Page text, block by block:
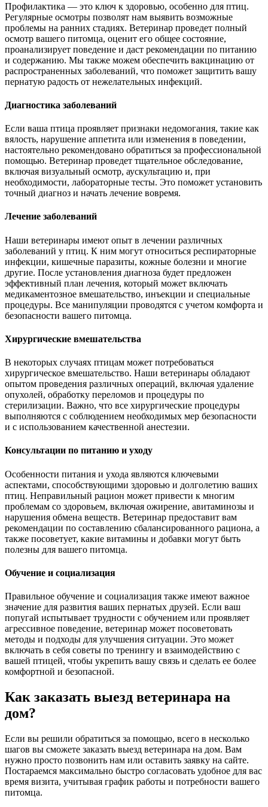
Профилактика — это ключ к здоровью, особенно для птиц.
Регулярные осмотры позволят нам выявить возможные
проблемы на ранних стадиях. Ветеринар проведет полный
осмотр вашего питомца, оценит его общее состояние,
проанализирует поведение и даст рекомендации по питанию
и содержанию. Мы также можем обеспечить вакцинацию от
распространенных заболеваний, что поможет защитить вашу
пернатую радость от нежелательных инфекций.
Диагностика заболеваний
Если ваша птица проявляет признаки недомогания, такие как
вялость, нарушение аппетита или изменения в поведении,
настоятельно рекомендовано обратиться за профессиональной
помощью. Ветеринар проведет тщательное обследование,
включая визуальный осмотр, аускультацию и, при
необходимости, лабораторные тесты. Это поможет установить
точный диагноз и начать лечение вовремя.
Лечение заболеваний
Наши ветеринары имеют опыт в лечении различных
заболеваний у птиц. К ним могут относиться респираторные
инфекции, кишечные паразиты, кожные болезни и многие
другие. После установления диагноза будет предложен
эффективный план лечения, который может включать
медикаментозное вмешательство, инъекции и специальные
процедуры. Все манипуляции проводятся с учетом комфорта и
безопасности вашего питомца.
Хирургические вмешательства
В некоторых случаях птицам может потребоваться
хирургическое вмешательство. Наши ветеринары обладают
опытом проведения различных операций, включая удаление
опухолей, обработку переломов и процедуры по
стерилизации. Важно, что все хирургические процедуры
выполняются с соблюдением необходимых мер безопасности
и с использованием качественной анестезии.
Консультации по питанию и уходу
Особенности питания и ухода являются ключевыми
аспектами, способствующими здоровью и долголетию ваших
птиц. Неправильный рацион может привести к многим
проблемам со здоровьем, включая ожирение, авитаминозы и
нарушения обмена веществ. Ветеринар предоставит вам
рекомендации по составлению сбалансированного рациона, а
также посоветует, какие витамины и добавки могут быть
полезны для вашего питомца.
Обучение и социализация
Правильное обучение и социализация также имеют важное
значение для развития ваших пернатых друзей. Если ваш
попугай испытывает трудности с обучением или проявляет
агрессивное поведение, ветеринар может посоветовать
методы и подходы для улучшения ситуации. Это может
включать в себя советы по тренингу и взаимодействию с
вашей птицей, чтобы укрепить вашу связь и сделать ее более
комфортной и безопасной.
Как заказать выезд ветеринара на
дом?
Если вы решили обратиться за помощью, всего в несколько
шагов вы сможете заказать выезд ветеринара на дом. Вам
нужно просто позвонить нам или оставить заявку на сайте.
Постараемся максимально быстро согласовать удобное для вас
время визита, учитывая график работы и потребности вашего
питомца.